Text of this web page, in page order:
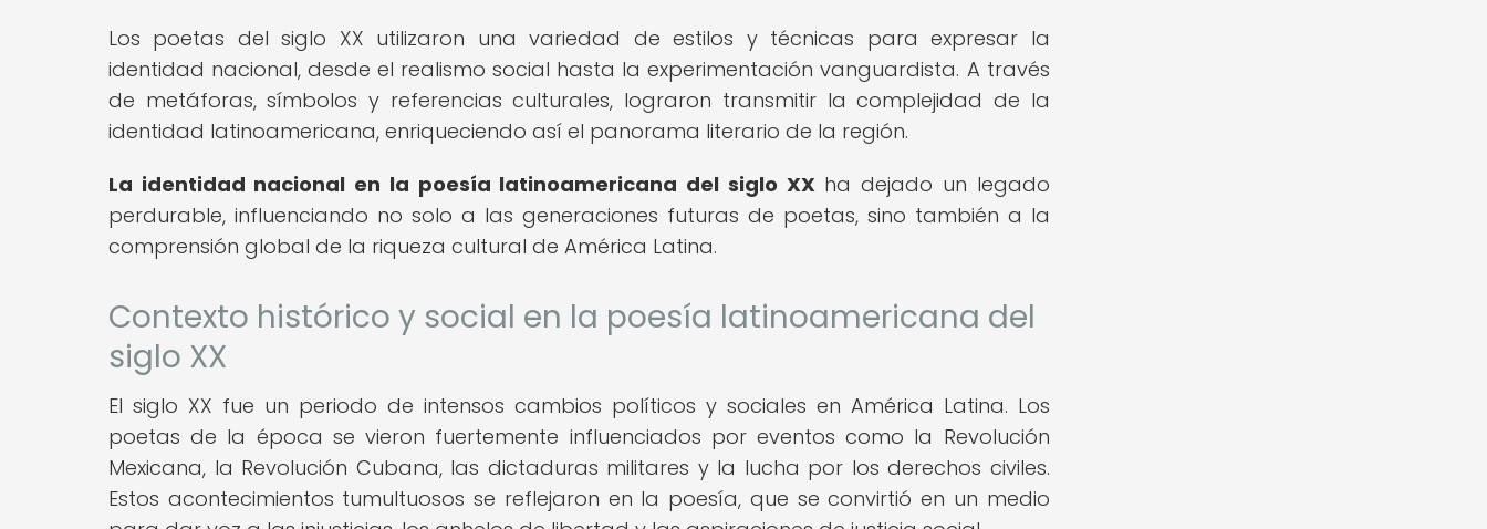
Los poetas del siglo XX utilizaron una variedad de estilos y técnicas para expresar la
identidad nacional, desde el realismo social hasta la experimentación vanguardista. A través
de metáforas, símbolos y referencias culturales, lograron transmitir la complejidad de la
identidad latinoamericana, enriqueciendo así el panorama literario de la región.
La identidad nacional en la poesía latinoamericana del siglo XXha dejado un legado
perdurable, influenciando no solo a las generaciones futuras de poetas, sino también a la
comprensión global de la riqueza cultural de América Latina.
Contexto histórico y social en la poesía latinoamericana del
siglo XX
El siglo XX fue un periodo de intensos cambios políticos y sociales en América Latina. Los
poetas de la época se vieron fuertemente influenciados por eventos como la Revolución
Mexicana, la Revolución Cubana, las dictaduras militares y la lucha por los derechos civiles.
Estos acontecimientos tumultuosos se reflejaron en la poesía, que se convirtió en un medio